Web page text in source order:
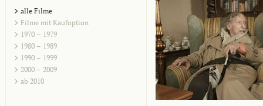
alle Filme
Filme mit Kaufoption
1970 – 1979
1980 – 1989
1990 – 1999
2000 – 2009
ab 2010